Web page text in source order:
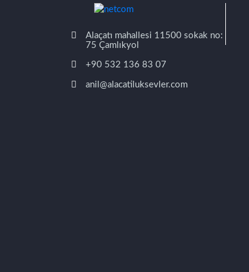
Alaçatı mahallesi 11500 sokak no:
75 Çamlıkyol
+90 532 136 83 07
anil@alacatiluksevler.com